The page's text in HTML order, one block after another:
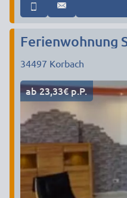
34497 Korbach
ab 23,33€ p.P.